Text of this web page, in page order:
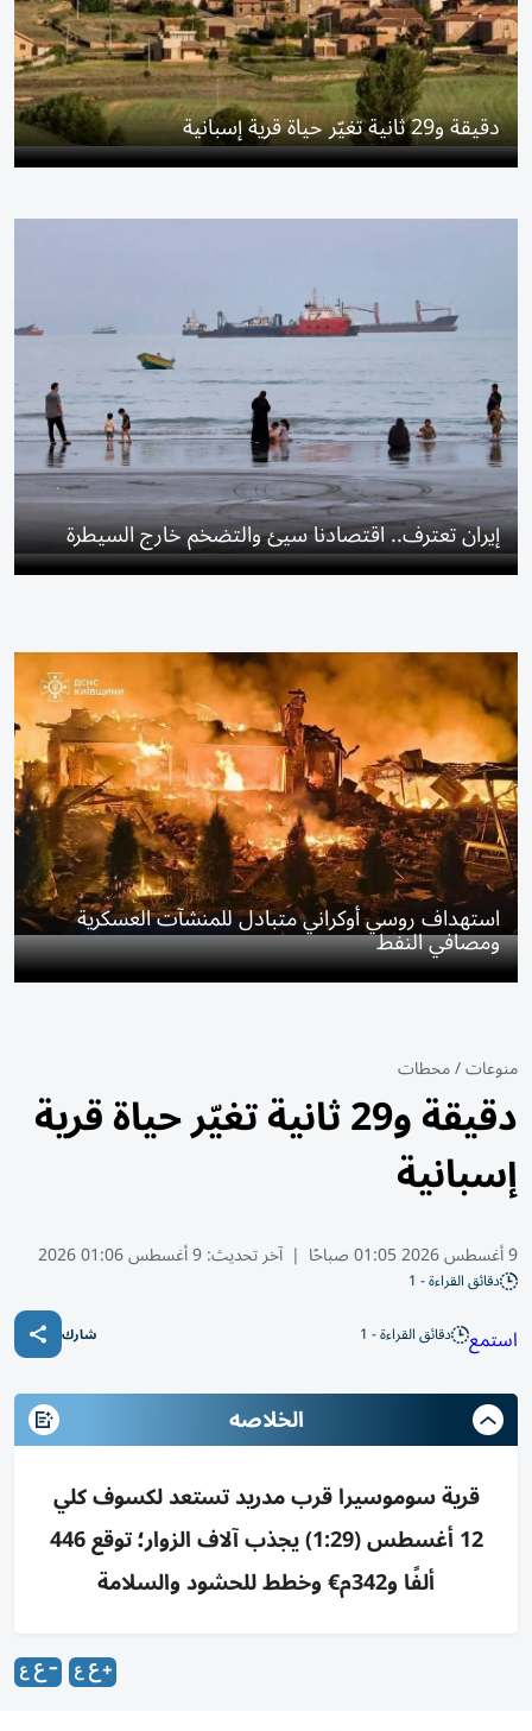
دقيقة و29 ثانية تغيّر حياة قرية إسبانية
إيران تعترف.. اقتصادنا سيئ والتضخم خارج السيطرة
استهداف روسي أوكراني متبادل للمنشآت العسكرية
ومصافي النفط
منوعات/محطات
دقيقة و29 ثانية تغيّر حياة قرية
إسبانية
9 أغسطس 2026 01:05 صباحًا | آخر تحديث:9 أغسطس 01:06 2026
دقائق القراءة - 1
استمع دقائق القراءة - 1 شارك
الخلاصه
قرية سوموسيرا قرب مدريد تستعد لكسوف كلي
12 أغسطس (1:29) يجذب آلاف الزوار؛ توقع 446
ألفًا و342م€ وخطط للحشود والسلامة